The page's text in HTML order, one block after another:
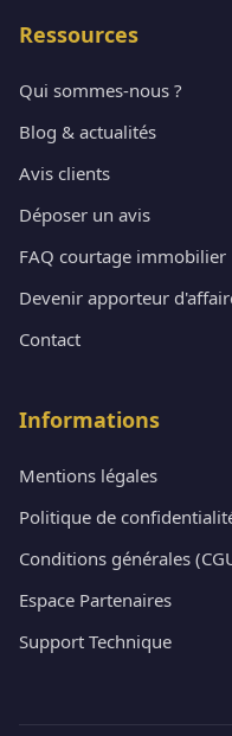
Ressources
Qui sommes-nous ?
Blog & actualités
Avis clients
Déposer un avis
FAQ courtage immobilier
Devenir apporteur
Contact
Informations
Mentions légales
Politique de
Conditions générales
Espace Partenaires
Support Technique